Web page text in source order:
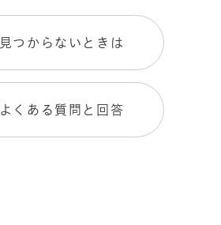
見つからないときは
よくある質問と回答